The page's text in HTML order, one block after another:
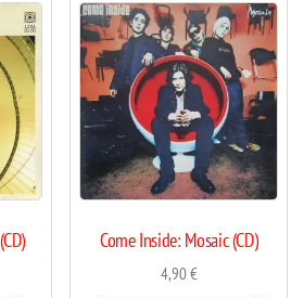
Come Inside: Mosaic (CD)
4,90€